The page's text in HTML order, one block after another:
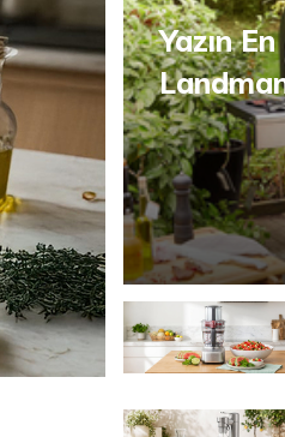
Yazın